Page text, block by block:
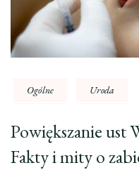
Ogólne Uroda
Powiększanie ust
Fakty i mity o